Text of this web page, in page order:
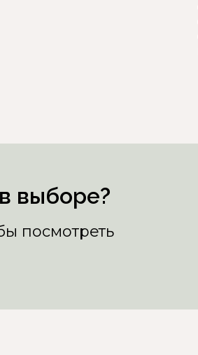
выборе?
посмотреть